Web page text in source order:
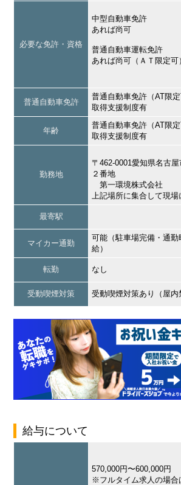
必要な免許・資格
中型自動車免許
あれば尚可
普通自動車運転免許
あれば尚可（ＡＴ限定可
普通自動車免許
普通自動車免許（AT限定
取得支援制度有
年齢
普通自動車免許（AT限定
取得支援制度有
勤務地
〒462-0001愛知県名古
２番地
第一環境株式会社
上記場所に集合して現場
最寄駅
マイカー通勤
可能（駐車場完備・通
給）
転勤 なし
受動喫煙対策 受動喫煙対策あり（屋内
給与について
570,000円〜600,000円
※フルタイム求人の場合